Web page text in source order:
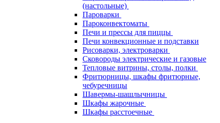
(настольные)
Пароварки
Пароконвектоматы
Печи и прессы для пиццы
Печи конвекционные и подставки
Рисоварки, электроварки
Сковороды электрические и газовые
Тепловые витрины, столы, полки
Фритюрницы, шкафы фритюрные,
чебуречницы
Шавермы-шашлычницы
Шкафы жарочные
Шкафы расстоечные